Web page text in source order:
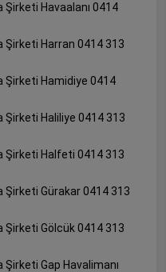
Havaalanı 0414
Şirketi Harran 0414 313
Şirketi Hamidiye 0414
Şirketi Haliliye 0414 313
Şirketi Halfeti 0414 313
Şirketi Gürakar 0414 313
Şirketi Gölcük 0414 313
Gap Havalimanı